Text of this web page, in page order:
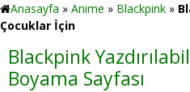
Anasayfa » Anime » Blackpink »
Çocuklar İçin
Blackpink
Boyama Sayfası